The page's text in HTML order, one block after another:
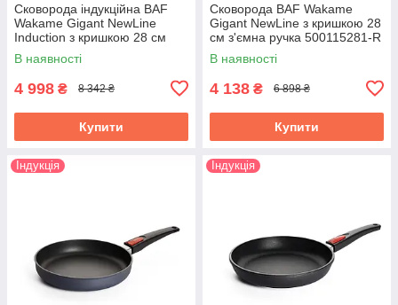
Сковорода індукційна BAF
Wakamе Gigant NewLine
Induсtion з кришкою 28 см
з'ємна ручка 500115280- IR
В наявності
4 998 ₴ 8 342 ₴
Купити
Сковорода BAF Wakame
Gigant NewLine з кришкою 28
см з'ємна ручка 500115281-R
В наявності
4 138 ₴ 6 898 ₴
Купити
Індукція Індукція